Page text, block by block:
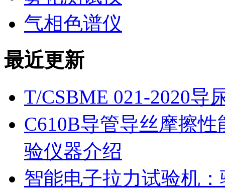
气相色谱仪
最近更新
T/CSBME 021-2020导
C610B导管导丝摩擦
验仪器介绍
智能电子拉力试验机